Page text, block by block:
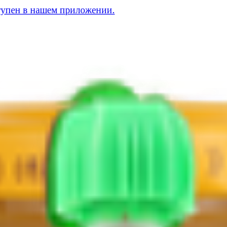
в нашем приложении.
с 6 месяцев